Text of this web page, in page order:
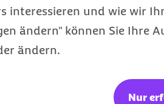
interessieren und wie wir
ändern" können Sie Ihre
ändern.
Nur
auch